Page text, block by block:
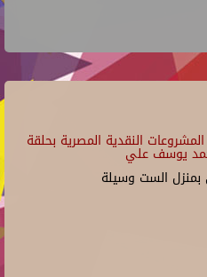
النقدية المصرية بحلقة
يوسف علي
بمنزل الست وسيلة